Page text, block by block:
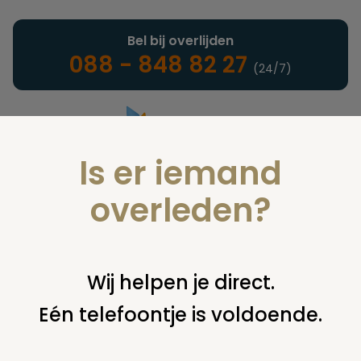
Landelijke uitvaartonderneming
Bel bij overlijden
088 - 848 82 27 (24/7)
U bent hier: home juridisch begraven overig begraven /
bedankt / 6418
Is er iemand
overleden?
Wij helpen je direct.
Eén telefoontje is voldoende.